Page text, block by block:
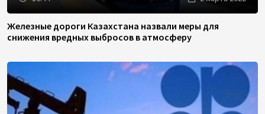
Железные дороги Казахстана назвали меры для
снижения вредных выбросов в атмосферу